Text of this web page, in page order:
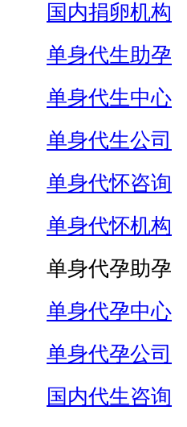
国内捐卵机构
单身代生助孕
单身代生中心
单身代生公司
单身代怀咨询
单身代怀机构
单身代孕助孕
单身代孕中心
单身代孕公司
国内代生咨询